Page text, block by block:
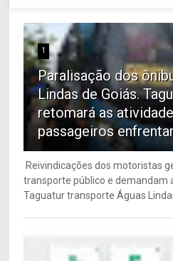
1
Paralisação dos
Lindas de Goiás.
retomará as
passageiros
Reivindicações dos motoristas
transporte público e demandam
Taguatur transporte Águas Lindas